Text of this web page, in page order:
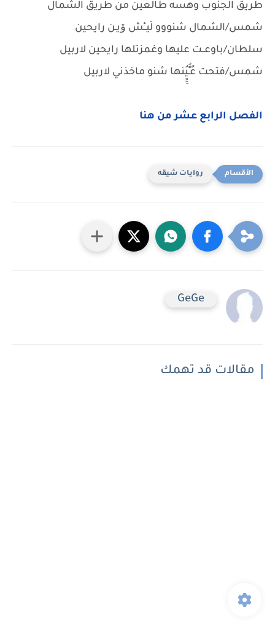
طريق الجنوب وهسه طالعين من طريق الشمال
شمس/الشمال شنووو لَيــِْش ﯙيـن رايحين
سلطان/باوعــت عليها وغمزتلها رايحين لاربيل
شمس/فتحت عًـٍُُيُِِِِنها شنو ماخذني لاربيل
الفصل الرابع عشر من هنا
روايات شيقه
GeGe
مقالات قد تهمك